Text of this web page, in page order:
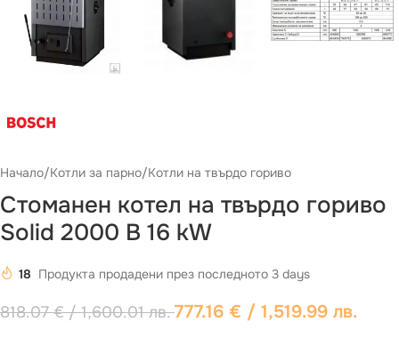
Начало/Котли за парно/Котли на твърдо гориво
Стоманен котел на твърдо гориво
Sоlid 2000 B 16 kW
18 Продукта продадени през последното 3 days
818.07€/ 1,600.01 лв.777.16 € / 1,519.99 лв.